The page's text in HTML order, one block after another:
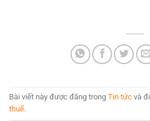
Bài viết này được đăng trong Tin tức và
thuế.